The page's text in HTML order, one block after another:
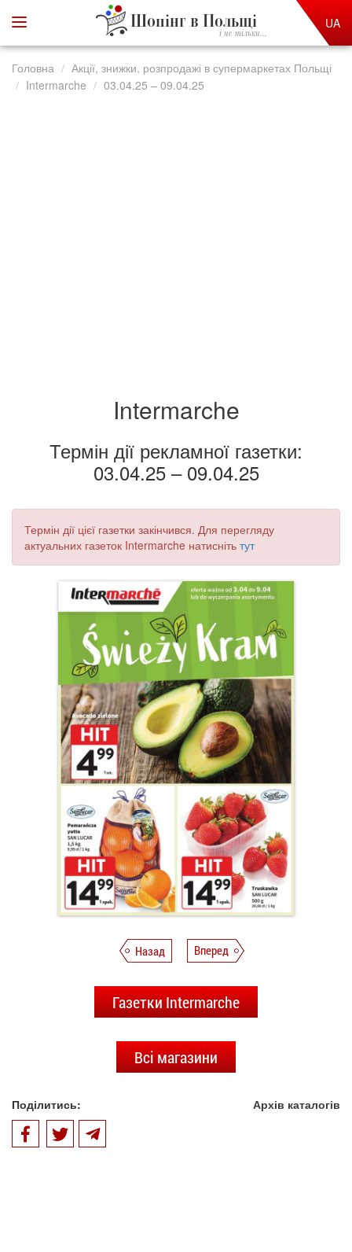
Шопінг в Польщі
і не тільки...
UA
Головна
Акції, знижки, розпродажі в супермаркетах Польщі
Intermarche
03.04.25 – 09.04.25
Intermarche
Термін дії рекламної газетки:
03.04.25 – 09.04.25
Термін дії цієї газетки закінчився. Для перегляду
актуальних газеток Intermarche натисніть тут
Назад Вперед
Газетки Intermarche
Всі магазини
Поділитись: Архів каталогів